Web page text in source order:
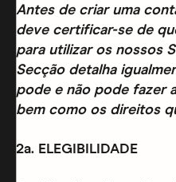
Antes de criar uma
deve certificar-se de
para utilizar os nossos
Secção detalha
pode e não pode fazer
bem como os direitos
2a. ELEGIBILIDADE